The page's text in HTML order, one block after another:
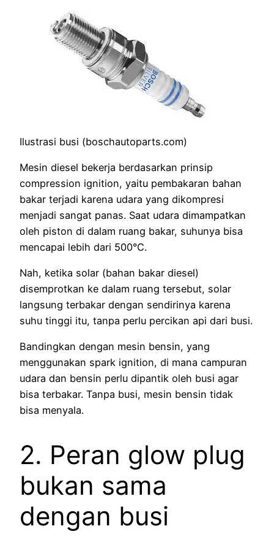
Ilustrasi busi (boschautoparts.com)
Mesin diesel bekerja berdasarkan prinsip
compression ignition, yaitu pembakaran bahan
bakar terjadi karena udara yang dikompresi
menjadi sangat panas. Saat udara dimampatkan
oleh piston di dalam ruang bakar, suhunya bisa
mencapai lebih dari 500°C.
Nah, ketika solar (bahan bakar diesel)
disemprotkan ke dalam ruang tersebut, solar
langsung terbakar dengan sendirinya karena
suhu tinggi itu, tanpa perlu percikan api dari busi.
Bandingkan dengan mesin bensin, yang
menggunakan spark ignition, di mana campuran
udara dan bensin perlu dipantik oleh busi agar
bisa terbakar. Tanpa busi, mesin bensin tidak
bisa menyala.
2. Peran glow plug
bukan sama
dengan busi